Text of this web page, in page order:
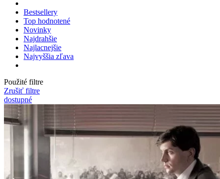
Bestsellery
Top hodnotené
Novinky
Najdrahšie
Najlacnejšie
Najvyššia zľava
Použité filtre
Zrušiť filtre
dostupné